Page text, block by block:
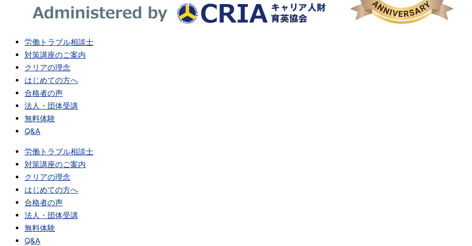
労働トラブル相談士
対策講座のご案内
クリアの理念
はじめての方へ
合格者の声
法人・団体受講
無料体験
Q&A
労働トラブル相談士
対策講座のご案内
クリアの理念
はじめての方へ
合格者の声
法人・団体受講
無料体験
Q&A